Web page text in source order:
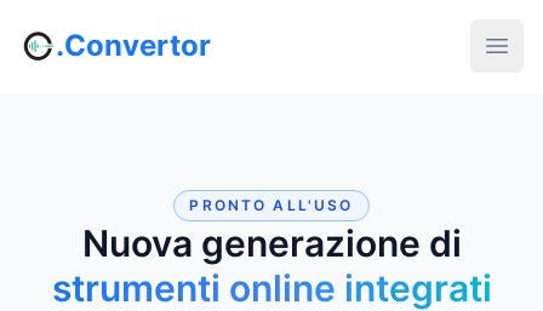
.Convertor
PRONTO ALL'USO
Nuova generazione di
strumenti online integrati